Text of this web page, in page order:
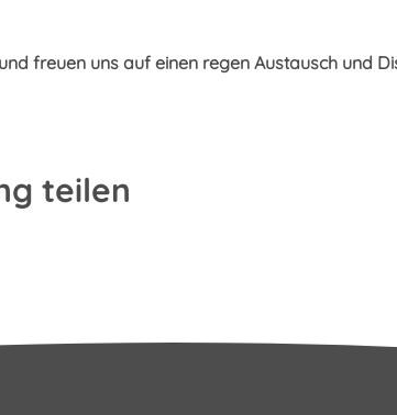
freuen uns auf einen regen Austausch und
teilen